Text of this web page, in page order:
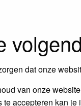
dat onze
van onze
accepteren kan